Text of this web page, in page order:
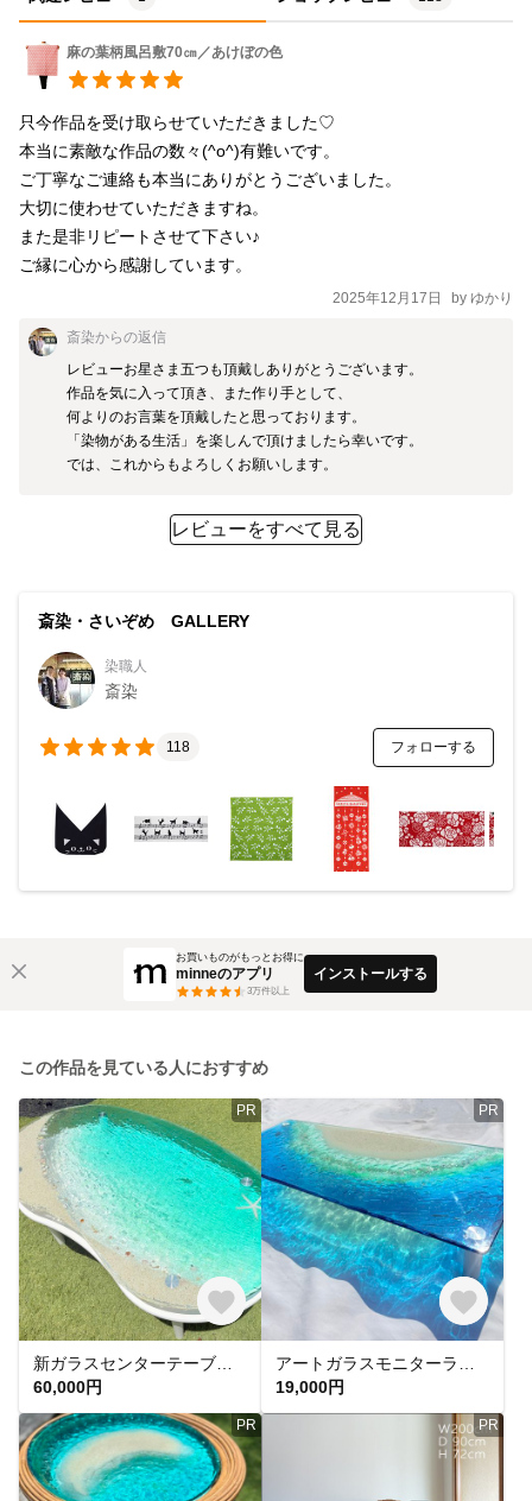
麻の葉柄風呂敷70㎝／あけぼの色
只今作品を受け取らせていただきました♡
本当に素敵な作品の数々(^o^)有難いです。
ご丁寧なご連絡も本当にありがとうございました。
大切に使わせていただきますね。
また是非リピートさせて下さい♪
ご縁に心から感謝しています。
2025年12月17日 by ゆかり
斎染からの返信
レビューお星さま五つも頂戴しありがとうございます。
作品を気に入って頂き、また作り手として、
何よりのお言葉を頂戴したと思っております。
「染物がある生活」を楽しんで頂けましたら幸いです。
では、これからもよろしくお願いします。
レビューをすべて見る
斎染・さいぞめ GALLERY
染職人
斎染
118 フォローする
お買いものがもっとお得に
minneのアプリ
3万件以上
インストールする
この作品を見ている人におすすめ
PR
60,000円
PR
19,000円
PR PR